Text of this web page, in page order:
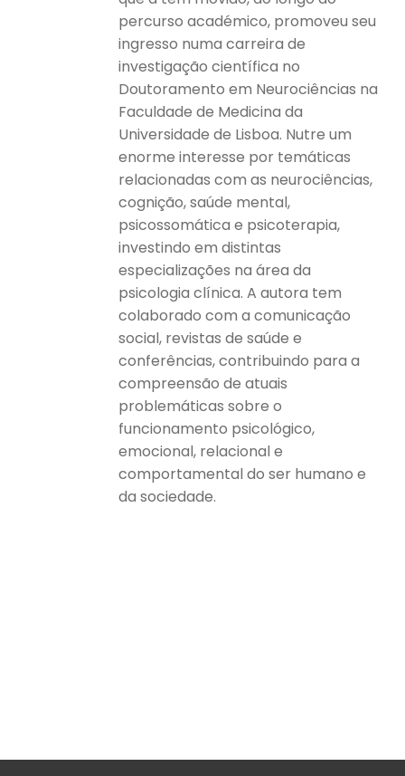
percurso académico, promoveu seu
ingresso numa carreira de
investigação científica no
Doutoramento em Neurociências na
Faculdade de Medicina da
Universidade de Lisboa. Nutre um
enorme interesse por temáticas
relacionadas com as neurociências,
cognição, saúde mental,
psicossomática e psicoterapia,
investindo em distintas
especializações na área da
psicologia clínica. A autora tem
colaborado com a comunicação
social, revistas de saúde e
conferências, contribuindo para a
compreensão de atuais
problemáticas sobre o
funcionamento psicológico,
emocional, relacional e
comportamental do ser humano e
da sociedade.